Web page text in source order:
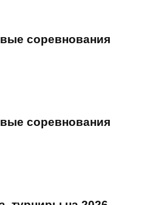
соревнования
соревнования